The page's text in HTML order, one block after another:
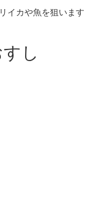
イカや魚を狙います
し